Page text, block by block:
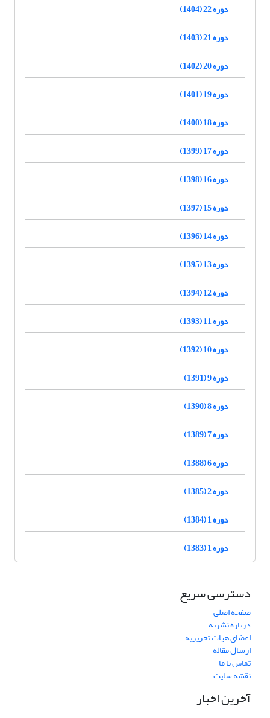
دوره 22 (1404)
دوره 21 (1403)
دوره 20 (1402)
دوره 19 (1401)
دوره 18 (1400)
دوره 17 (1399)
دوره 16 (1398)
دوره 15 (1397)
دوره 14 (1396)
دوره 13 (1395)
دوره 12 (1394)
دوره 11 (1393)
دوره 10 (1392)
دوره 9 (1391)
دوره 8 (1390)
دوره 7 (1389)
دوره 6 (1388)
دوره 2 (1385)
دوره 1 (1384)
دوره 1 (1383)
دسترسی سریع
صفحه اصلی
درباره نشریه
اعضای هیات تحریریه
ارسال مقاله
تماس با ما
نقشه سایت
آخرین اخبار